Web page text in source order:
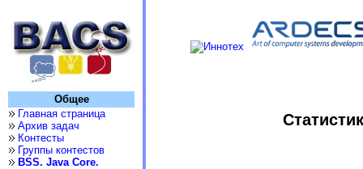
Общее
Главная страница
Архив задач
Контесты
Группы контестов
BSS. Java Core.